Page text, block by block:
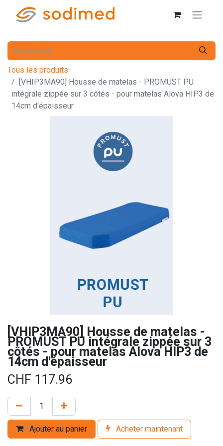
Tous les produits
[VHIP3MA90] Housse de matelas - PROMUST PU
intégrale zippée sur 3 côtés - pour matelas Alova HIP3 de
14cm d'épaisseur
[VHIP3MA90] Housse de matelas -
PROMUST PU intégrale zippée sur 3
côtés - pour matelas Alova HIP3 de
14cm d'épaisseur
CHF 117.96
Ajouter au panier Acheter maintenant